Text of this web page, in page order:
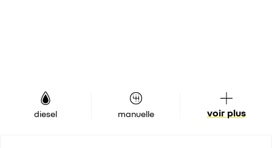
diesel manuelle voir plus